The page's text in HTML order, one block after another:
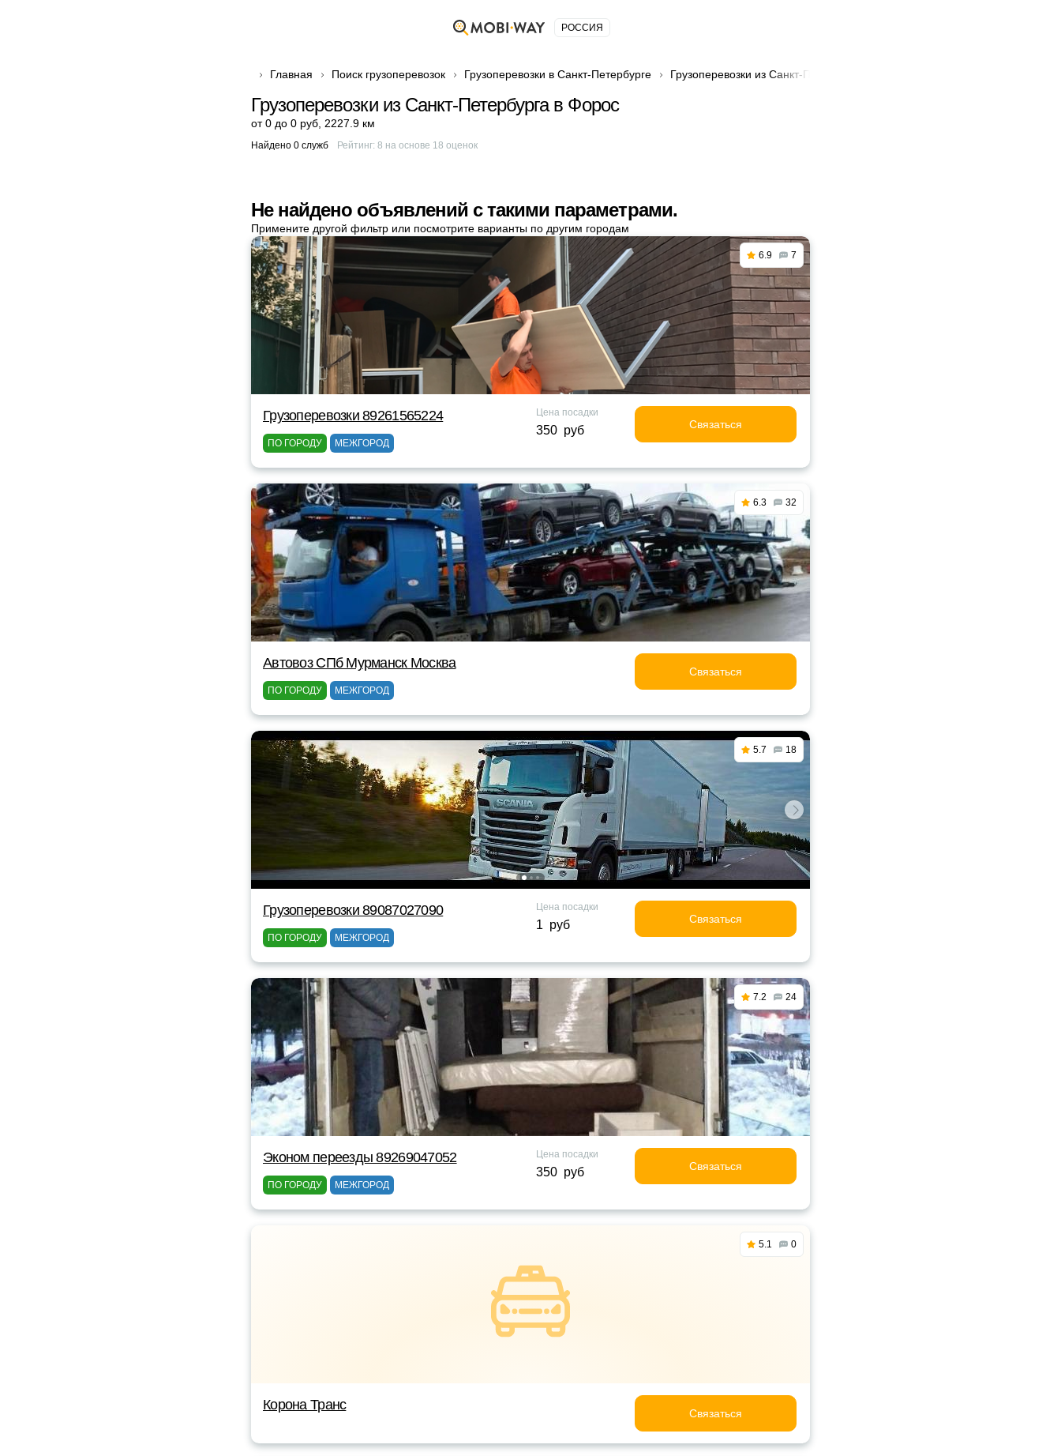
РОССИЯ
Главная Поиск грузоперевозок Грузоперевозки в Санкт-Петербурге Грузоперевозки из Санкт-Петербурга в Форос
Грузоперевозки из Санкт-Петербурга в Форос
от 0 до 0 руб 2227.9 км
Найдено 0 служб Рейтинг: 8 на основе 18 оценок
Не найдено объявлений с такими параметрами.
Примените другой фильтр или посмотрите варианты по другим городам
6.9 7
Грузоперевозки 89261565224
ПО ГОРОДУ МЕЖГОРОД
Цена посадки
350 руб Связаться
6.3 32
Автовоз СПб Мурманск Москва
ПО ГОРОДУ МЕЖГОРОД
Связаться
5.7 18
Грузоперевозки 89087027090
ПО ГОРОДУ МЕЖГОРОД
Цена посадки
1 руб Связаться
7.2 24
Эконом переезды 89269047052
ПО ГОРОДУ МЕЖГОРОД
Цена посадки
350 руб Связаться
5.1 0
Корона Транс
Связаться